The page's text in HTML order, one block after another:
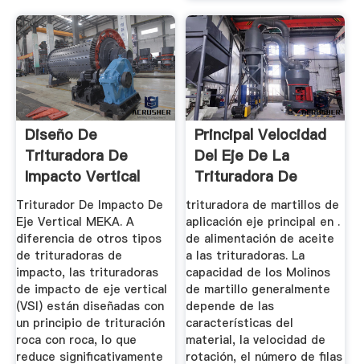
Diseño De
Trituradora De
Impacto Vertical
Triturador De Impacto De
Eje Vertical MEKA. A
diferencia de otros tipos
de trituradoras de
impacto, las trituradoras
de impacto de eje vertical
(VSI) están diseñadas con
un principio de trituración
roca con roca, lo que
reduce significativamente
Principal Velocidad
Del Eje De La
Trituradora De
Martillo
trituradora de martillos de
aplicación eje principal en .
de alimentación de aceite
a las trituradoras. La
capacidad de los Molinos
de martillo generalmente
depende de las
características del
material, la velocidad de
rotación, el número de filas